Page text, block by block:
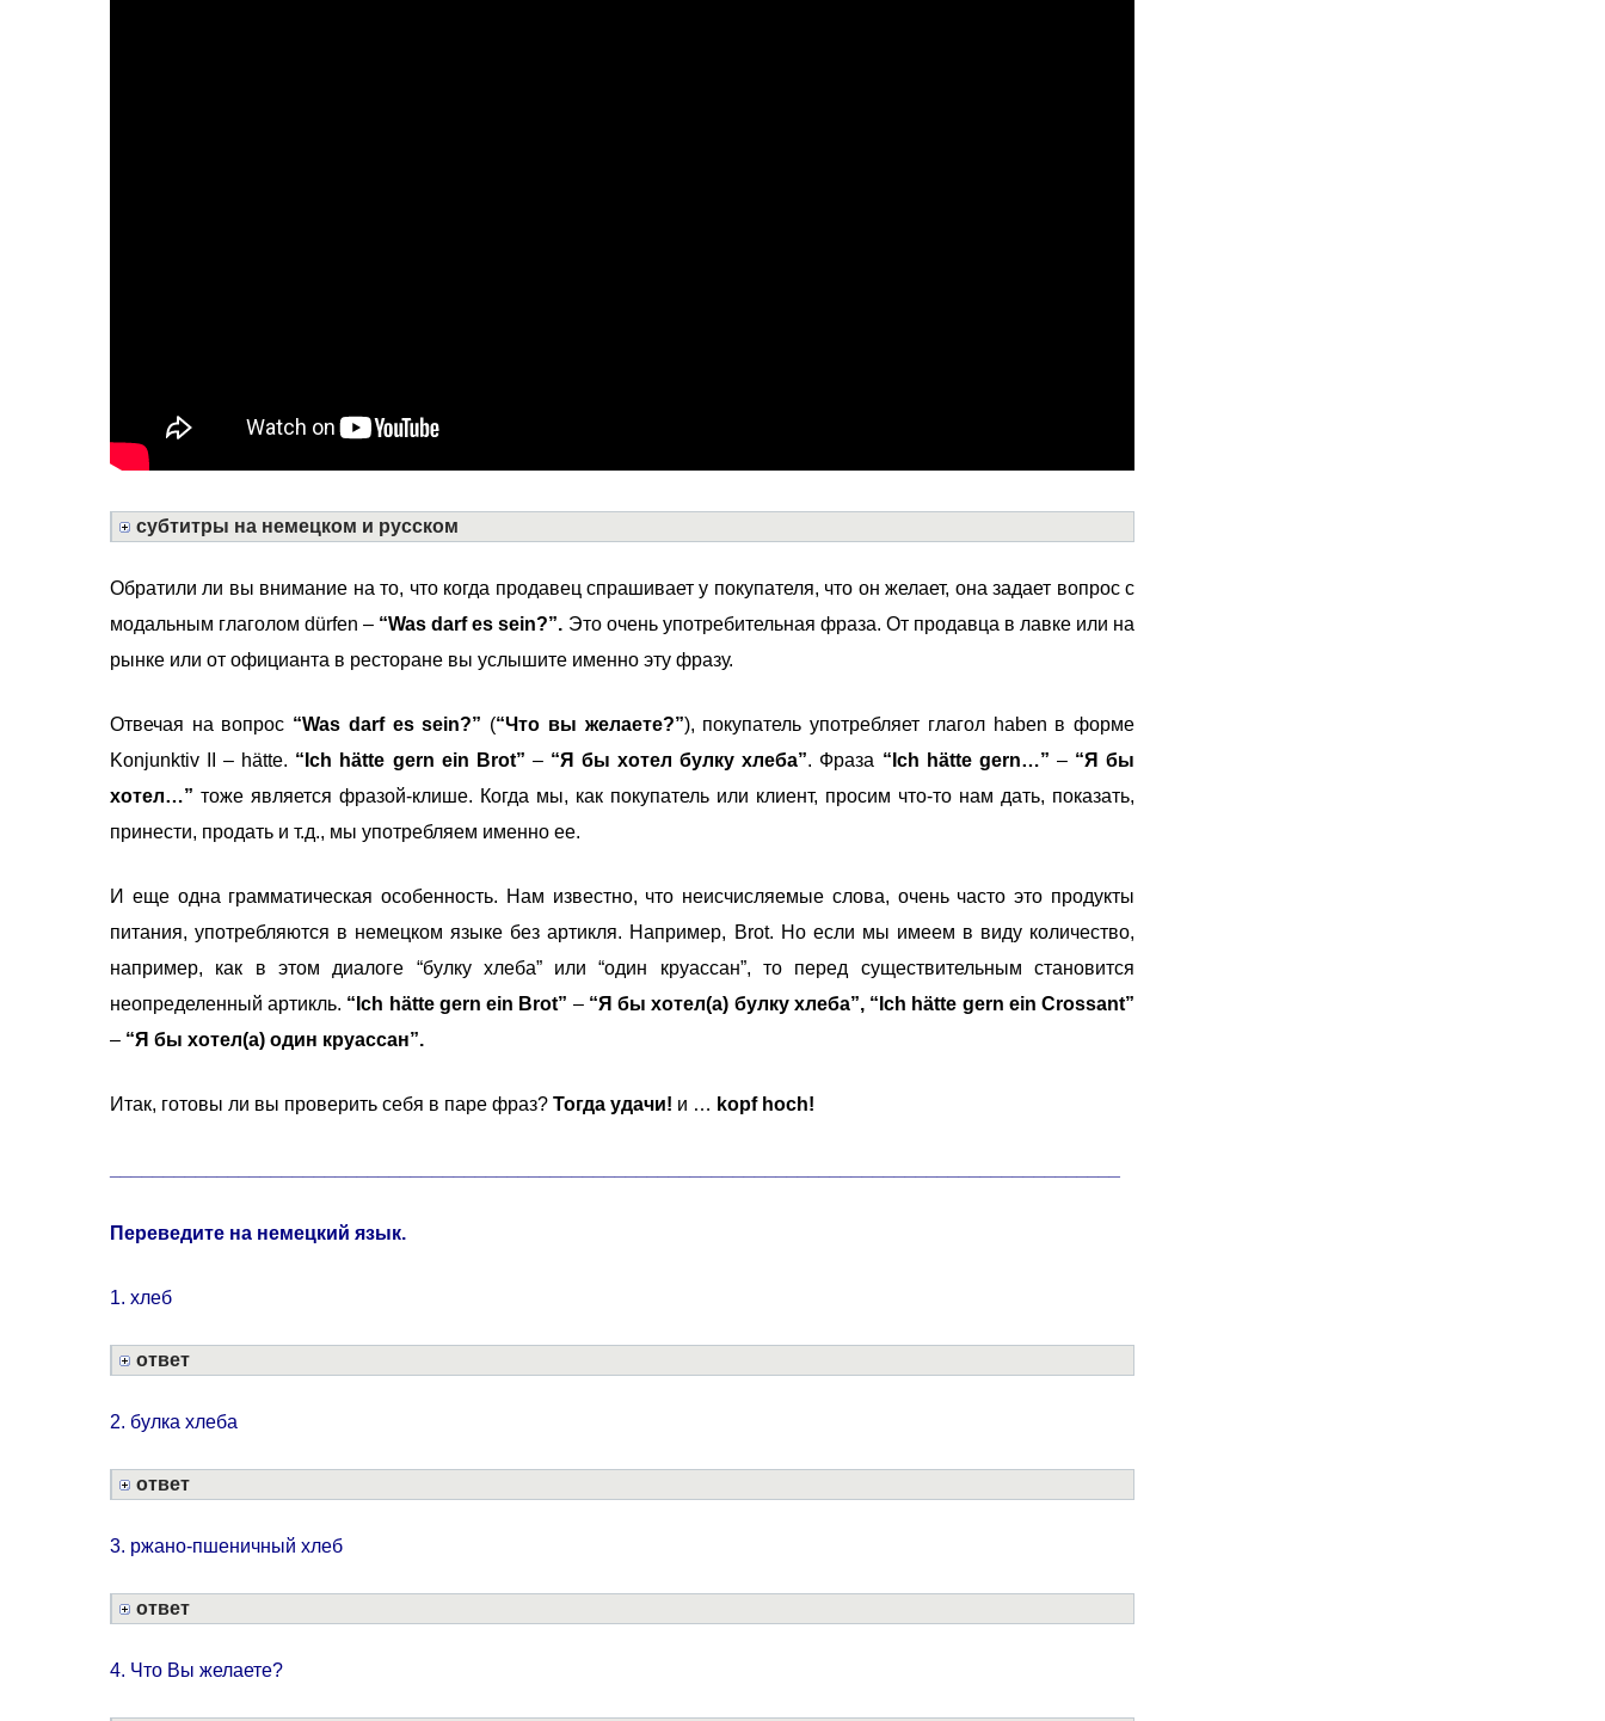
субтитры на немецком и русском
Обратили ли вы внимание на то, что когда продавец спрашивает у покупателя, что он желает, она задает вопрос с
модальным глаголом dürfen – “Was darf es sein?”. Это очень употребительная фраза. От продавца в лавке или на
рынке или от официанта в ресторане вы услышите именно эту фразу.
Отвечая на вопрос “Was darf es sein?” (“Что вы желаете?”), покупатель употребляет глагол haben в форме
Konjunktiv II – hätte. “Ich hätte gern ein Brot” – “Я бы хотел булку хлеба”. Фраза “Ich hätte gern…” – “Я бы
хотел…” тоже является фразой-клише. Когда мы, как покупатель или клиент, просим что-то нам дать, показать,
принести, продать и т.д., мы употребляем именно ее.
И еще одна грамматическая особенность. Нам известно, что неисчисляемые слова, очень часто это продукты
питания, употребляются в немецком языке без артикля. Например, Brot. Но если мы имеем в виду количество,
например, как в этом диалоге “булку хлеба” или “один круассан”, то перед существительным становится
неопределенный артикль. “Ich hätte gern ein Brot” – “Я бы хотел(а) булку хлеба”, “Ich hätte gern ein Crossant”
– “Я бы хотел(а) один круассан”.
Итак, готовы ли вы проверить себя в паре фраз? Тогда удачи! и … kopf hoch!
Переведите на немецкий язык.
1. хлеб
ответ
2. булка хлеба
ответ
3. ржано-пшеничный хлеб
ответ
4. Что Вы желаете?